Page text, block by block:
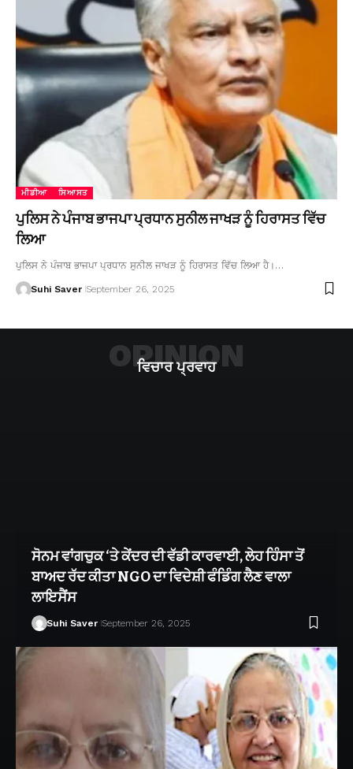
ਮੀਡੀਆ ਸਿਆਸਤ
ਪੁਲਿਸ ਨੇ ਪੰਜਾਬ ਭਾਜਪਾ ਪ੍ਰਧਾਨ ਸੁਨੀਲ ਜਾਖੜ ਨੂੰ ਹਿਰਾਸਤ ਵਿੱਚ
ਲਿਆ
ਪੁਲਿਸ ਨੇ ਪੰਜਾਬ ਭਾਜਪਾ ਪ੍ਰਧਾਨ ਸੁਨੀਲ ਜਾਖੜ ਨੂੰ ਹਿਰਾਸਤ ਵਿੱਚ ਲਿਆ ਹੈ।…
Suhi Saver September 26, 2025
ਵਿਚਾਰ ਪ੍ਰਵਾਹ
OPINION
ਸੋਨਮ ਵਾਂਗਚੁਕ ‘ਤੇ ਕੇਂਦਰ ਦੀ ਵੱਡੀ ਕਾਰਵਾਈ, ਲੇਹ ਹਿੰਸਾ ਤੋਂ
ਬਾਅਦ ਰੱਦ ਕੀਤਾ NGO ਦਾ ਵਿਦੇਸ਼ੀ ਫੰਡਿੰਗ ਲੈਣ ਵਾਲਾ
ਲਾਇਸੈਂਸ
Suhi Saver September 26, 2025